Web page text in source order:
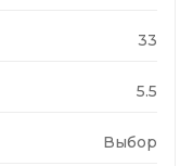
33
5.5
Выбор